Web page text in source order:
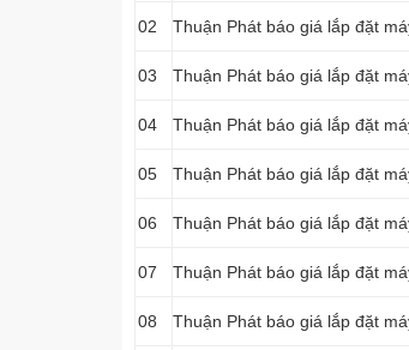
02 Thuận Phát báo giá lắp đặt
03 Thuận Phát báo giá lắp đặt
04 Thuận Phát báo giá lắp đặt
05 Thuận Phát báo giá lắp đặt
06 Thuận Phát báo giá lắp đặt
07 Thuận Phát báo giá lắp đặt
08 Thuận Phát báo giá lắp đặt